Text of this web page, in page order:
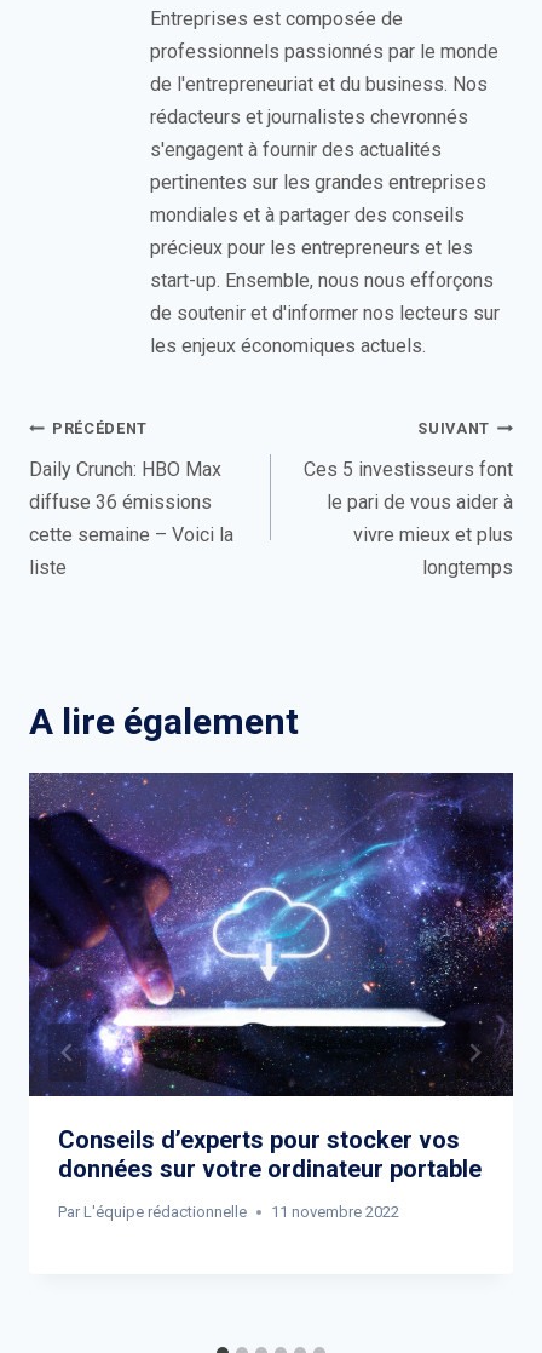
Entreprises est composée de
professionnels passionnés par le monde
de l'entrepreneuriat et du business. Nos
rédacteurs et journalistes chevronnés
s'engagent à fournir des actualités
pertinentes sur les grandes entreprises
mondiales et à partager des conseils
précieux pour les entrepreneurs et les
start-up. Ensemble, nous nous efforçons
de soutenir et d'informer nos lecteurs sur
les enjeux économiques actuels.
Navigation
de
l’article
PRÉCÉDENT
Daily Crunch: HBO Max
diffuse 36 émissions
cette semaine – Voici la
liste
SUIVANT
Ces 5 investisseurs font
le pari de vous aider à
vivre mieux et plus
longtemps
A lire également
Conseils d’experts pour stocker vos
données sur votre ordinateur portable
Par L'équipe rédactionnelle 11 novembre 2022